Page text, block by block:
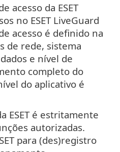
acesso da ESET
no ESET LiveGuard
acesso é definido na
de rede, sistema
e nível de
completo do
do aplicativo é
ESET é estritamente
autorizadas.
para (des)registro